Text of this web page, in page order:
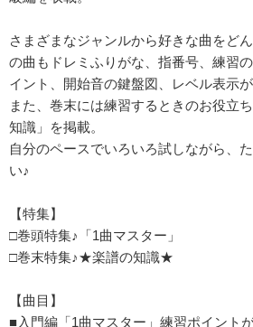
さまざまなジャンルから好きな曲をど
の曲もドレミふりがな、指番号、練習
イント、開始音の鍵盤図、レベル表示が
また、巻末には練習するときのお役立
知識」を掲載。
自分のペースでいろいろ試しながら、
い♪
【特集】
□巻頭特集♪「1曲マスター」
□巻末特集♪★楽譜の知識★
【曲目】
■入門編「1曲マスター」練習ポイント